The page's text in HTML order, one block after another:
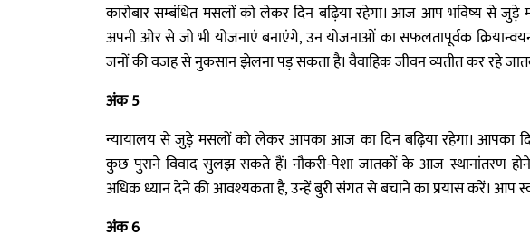
कारोबार सम्बंधित मसलों को लेकर दिन बढ़िया रहेगा। आज आप भविष्य से
अपनी ओर से जो भी योजनाएं बनाएंगे, उन योजनाओं का सफलतापूर्वक
जनों की वजह से नुकसान झेलना पड़ सकता है। वैवाहिक जीवन व्यतीत कर रहे
अंक 5
न्यायालय से जुड़े मसलों को लेकर आपका आज का दिन बढ़िया रहेगा। आपका
कुछ पुराने विवाद सुलझ सकते हैं। नौकरी-पेशा जातकों के आज स्थानांतरण
अधिक ध्यान देने की आवश्यकता है, उन्हें बुरी संगत से बचाने का प्रयास करें।
अंक 6